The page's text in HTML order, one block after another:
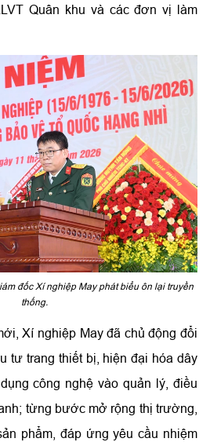
Quân khu và các đơn vị làm
đốc Xí nghiệp May phát biểu ôn lại truyền
thống.
Xí nghiệp May đã chủ động đổi
tư trang thiết bị, hiện đại hóa dây
công nghệ vào quản lý, điều
từng bước mở rộng thị trường,
phẩm, đáp ứng yêu cầu nhiệm